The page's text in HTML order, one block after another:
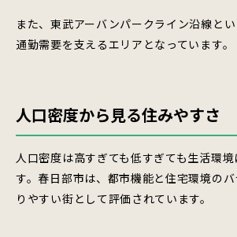
また、東武アーバンパークライン沿線とい
通勤需要を支えるエリアとなっています。
人口密度から見る住みやすさ
人口密度は高すぎても低すぎても生活環
す。春日部市は、都市機能と住宅環境の
りやすい街として評価されています。